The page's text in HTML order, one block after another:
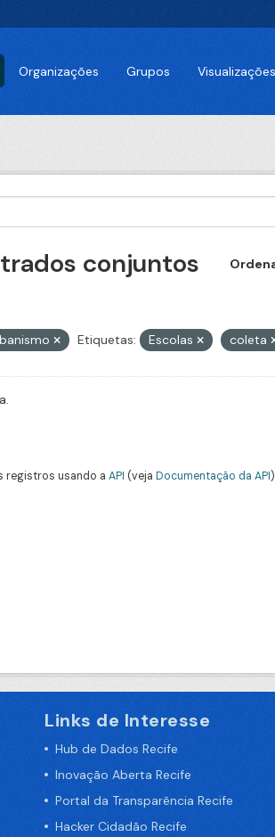
Organizações Grupos Visualizações
conjuntos
Etiquetas: Escolas coleta
registros usando a API (veja Documentação da API
Links de Interesse
Hub de Dados Recife
Inovação Aberta Recife
Portal da Transparência Recife
Hacker Cidadão Recife